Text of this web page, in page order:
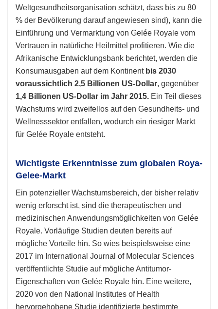
Weltgesundheitsorganisation schätzt, dass bis zu 80
% der Bevölkerung darauf angewiesen sind), kann die
Einführung und Vermarktung von Gelée Royale vom
Vertrauen in natürliche Heilmittel profitieren. Wie die
Afrikanische Entwicklungsbank berichtet, werden die
Konsumausgaben auf dem Kontinent bis 2030
voraussichtlich 2,5 Billionen US-Dollar, gegenüber
1,4 Billionen US-Dollar im Jahr 2015. Ein Teil dieses
Wachstums wird zweifellos auf den Gesundheits- und
Wellnesssektor entfallen, wodurch ein riesiger Markt
für Gelée Royale entsteht.
Wichtigste Erkenntnisse zum globalen Roya-
Gelee-Markt
Ein potenzieller Wachstumsbereich, der bisher relativ
wenig erforscht ist, sind die therapeutischen und
medizinischen Anwendungsmöglichkeiten von Gelée
Royale. Vorläufige Studien deuten bereits auf
mögliche Vorteile hin. So wies beispielsweise eine
2017 im International Journal of Molecular Sciences
veröffentlichte Studie auf mögliche Antitumor-
Eigenschaften von Gelée Royale hin. Eine weitere,
2020 von den National Institutes of Health
hervorgehobene Studie identifizierte bestimmte